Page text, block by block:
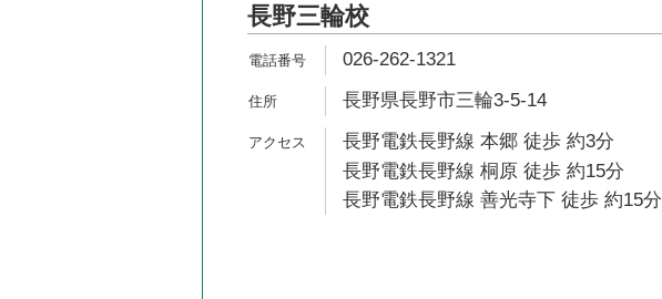
長野三輪校
026-262-1321
長野県長野市三輪3-5-14
長野電鉄長野線 本郷 徒歩 約3分
長野電鉄長野線 桐原 徒歩 約15分
長野電鉄長野線 善光寺下 徒歩 約15分